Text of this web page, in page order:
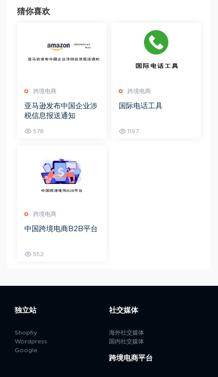
猜你喜欢
跨境电商
亚马逊发布中国企业涉
税信息报送通知
578
跨境电商
国际电话工具
1197
跨境电商
中国跨境电商B2B平台
552
独立站
Shopfiy
Wordpress
Google
社交媒体
海外社交媒体
国内社交媒体
跨境电商平台